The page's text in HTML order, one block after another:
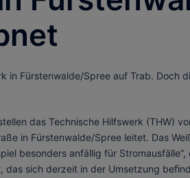
in Fürstenwalde/Spree auf Trab. Doch
das Technische Hilfswerk (THW)
in Fürstenwalde/Spree leitet. Das
besonders anfällig für
sich derzeit in der Umsetzung